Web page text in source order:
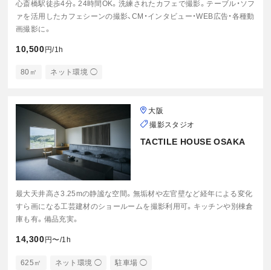
心斎橋駅徒歩4分。24時間OK。洗練されたカフェで撮影。テーブル・ソフ
ァを活用したカフェシーンの撮影、CM・インタビュー・WEB広告・各種動
画撮影に。
10,500円/1h
80㎡ ネット環境 ◯
大阪
撮影スタジオ
TACTILE HOUSE OSAKA
最大天井高さ3.25mの静謐な空間。無垢材や左官壁など経年による変化
すら画になる工芸建材のショールームを撮影利用可。キッチンや別棟倉
庫も有。備品充実。
14,300 円〜/1h
625㎡ ネット環境 ◯ 駐車場 ◯